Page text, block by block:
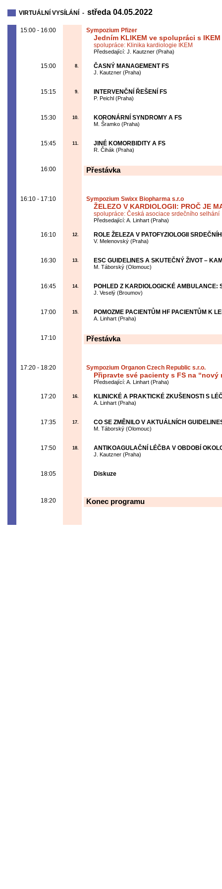
VIRTUÁLNÍ VYSÍLÁNÍ - středa 04.05.2022
15:00 - 16:00 Sympozium Pfizer
Jedním KLIKEM ve spolupráci s
spolupráce: Klinika kardiologie IKEM
Předsedající: J. Kautzner (Praha)
15:00 8. ČASNÝ MANAGEMENT FS
J. Kautzner (Praha)
15:15 9. INTERVENČNÍ ŘEŠENÍ FS
P. Peichl (Praha)
15:30 10. KORONÁRNÍ SYNDROMY A FS
M. Šramko (Praha)
15:45 11. JINÉ KOMORBIDITY A FS
R. Čihák (Praha)
16:00 Přestávka
16:10 - 17:10 Sympozium Swixx Biopharma s.r.o
ŽELEZO V KARDIOLOGII: PROČ JE
spolupráce: Česká asociace srdečního selhání
Předsedající: A. Linhart (Praha)
16:10 12. ROLE ŽELEZA V PATOFYZIOLOGII
V. Melenovský (Praha)
16:30 13. ESC GUIDELINES A SKUTEČNÝ ŽIVOT –
M. Táborský (Olomouc)
16:45 14. POHLED Z KARDIOLOGICKÉ AMBULANCE:
J. Veselý (Broumov)
17:00 15. POMOZME PACIENTŮM HF PACIENTŮM K
A. Linhart (Praha)
17:10 Přestávka
17:20 - 18:20 Sympozium Organon Czech Republic s.r.o.
Připravte své pacienty s FS na “nový
Předsedající: A. Linhart (Praha)
17:20 16. KLINICKÉ A PRAKTICKÉ ZKUŠENOSTI S
A. Linhart (Praha)
17:35 17. CO SE ZMĚNILO V AKTUÁLNÍCH
M. Táborský (Olomouc)
17:50 18. ANTIKOAGULAČNÍ LÉČBA V OBDOBÍ
J. Kautzner (Praha)
18:05 Diskuze
18:20 Konec programu